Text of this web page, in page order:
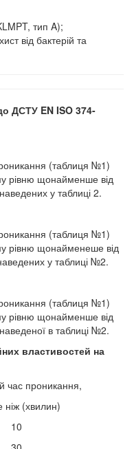
тип A);
від бактерій та
ДСТУ EN ISO 374-
(таблиця №1)
рівню щонайменше від
у таблиці 2.
(таблиця №1)
рівню щонайменеше від
у таблиці №2.
(таблиця №1)
рівню щонайменше від
в таблиці №2.
властивостей на
час проникання,
ніж (хвилин)
10